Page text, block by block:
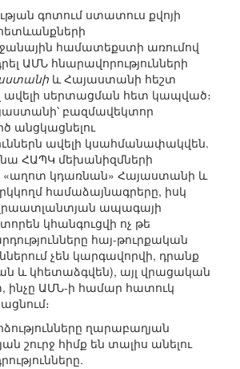
գոտում ստատուս քվոյի
համատեքստի առումով
ԱՄՆ հնարավորությունների
և Հայաստանի հեշտ
սերտացման հետ կապված։
բազմավեկտոր
անցկացնելու
ավելի կսահմանափակվեն.
ՀԱՊԿ մեխանիզմների
«աղոտ կդառնան» Հայաստանի և
համաձայնագրերը, իսկ
ապագայի
կհանգուցվի ոչ թե
հայ-թուրքական
չեն կարգավորվի, դրանք
և կհետաձգվեն), այլ վրացական
ինչը ԱՄՆ-ի համար հատուկ
ղարաբաղյան
շուրջ հիմք են տալիս անելու